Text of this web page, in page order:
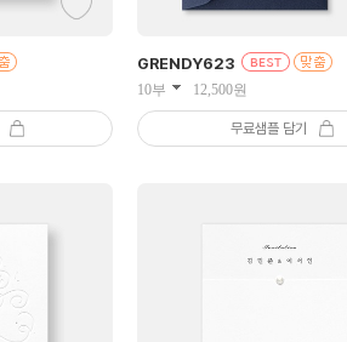
GRENDY623
10부 12,500원
무료샘플 담기